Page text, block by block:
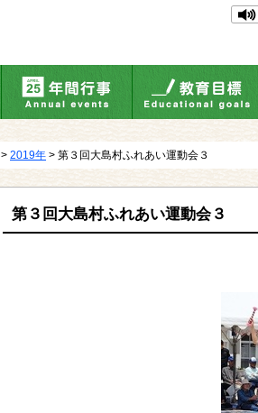
> 2019年 > 第３回大島村ふれあい運動会３
第３回大島村ふれあい運動会３